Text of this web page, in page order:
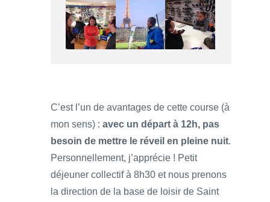
C’est l’un de avantages de cette course (à
mon sens) : avec un départ à 12h, pas
besoin de mettre le réveil en pleine nuit.
Personnellement, j’apprécie ! Petit
déjeuner collectif à 8h30 et nous prenons
la direction de la base de loisir de Saint